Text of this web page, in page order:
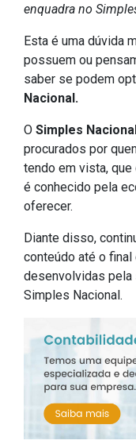
enquadra no
Esta é uma dúvida
possuem ou
saber se podem
Nacional.
O Simples
procurados por
tendo em vista,
é conhecido pela
oferecer.
Diante disso,
conteúdo até o
desenvolvidas pela
Simples Nacional.